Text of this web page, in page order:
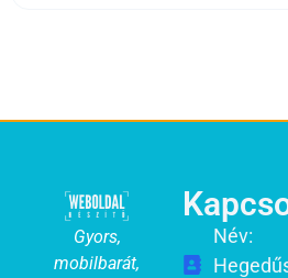
Gyors,
mobilbarát,
Név: